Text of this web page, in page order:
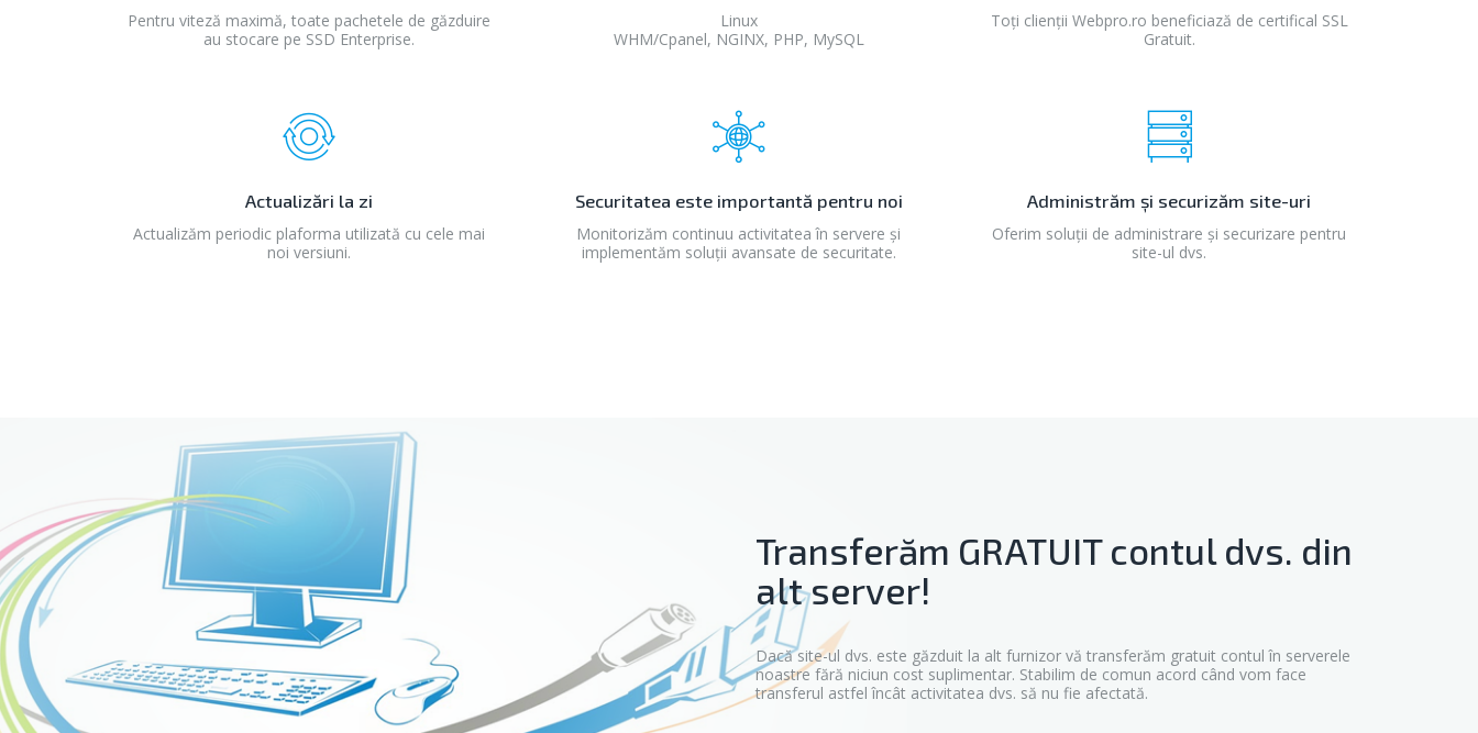
Pentru viteză maximă, toate pachetele de găzduire
au stocare pe SSD Enterprise.
Linux
WHM/Cpanel, NGINX, PHP, MySQL
Toți clienții Webpro.ro beneficiază de certifical SSL
Gratuit.
Actualizări la zi
Actualizăm periodic plaforma utilizată cu cele mai
noi versiuni.
Securitatea este importantă pentru noi
Monitorizăm continuu activitatea în servere și
implementăm soluții avansate de securitate.
Administrăm și securizăm site-uri
Oferim soluții de administrare și securizare pentru
site-ul dvs.
Transferăm GRATUIT contul dvs. din
alt server!
Dacă site-ul dvs. este găzduit la alt furnizor vă transferăm gratuit contul în serverele
noastre fără niciun cost suplimentar. Stabilim de comun acord când vom face
transferul astfel încât activitatea dvs. să nu fie afectată.